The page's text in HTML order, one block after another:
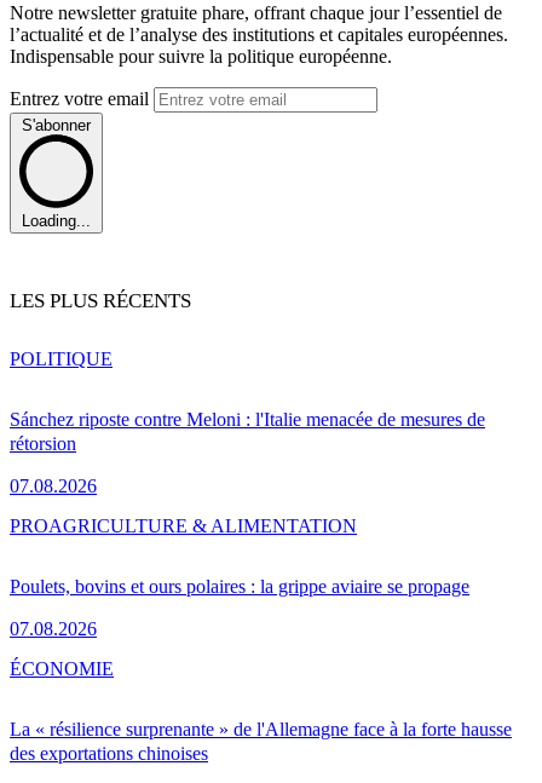
Notre newsletter gratuite phare, offrant chaque jour l’essentiel de
l’actualité et de l’analyse des institutions et capitales européennes.
Indispensable pour suivre la politique européenne.
Entrez votre email
S'abonner
Loading...
LES PLUS RÉCENTS
Sánchez riposte contre Meloni : l'Italie menacée de mesures de
rétorsion
07.08.2026
POLITIQUE
Poulets, bovins et ours polaires : la grippe aviaire se propage
07.08.2026
PROAGRICULTURE & ALIMENTATION
La « résilience surprenante » de l'Allemagne face à la forte hausse
des exportations chinoises
ÉCONOMIE